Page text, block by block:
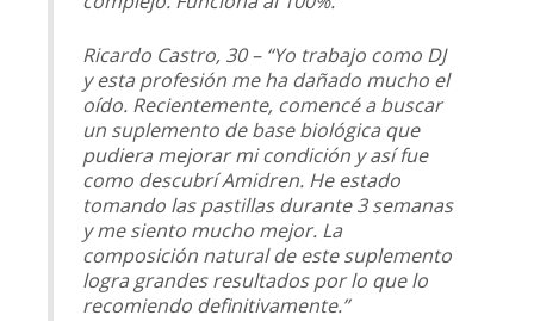
Ricardo Castro, 30 – “Yo trabajo como DJ
y esta profesión me ha dañado mucho el
oído. Recientemente, comencé a buscar
un suplemento de base biológica que
pudiera mejorar mi condición y así fue
como descubrí Amidren. He estado
tomando las pastillas durante 3 semanas
y me siento mucho mejor. La
composición natural de este suplemento
logra grandes resultados por lo que lo
recomiendo definitivamente.”